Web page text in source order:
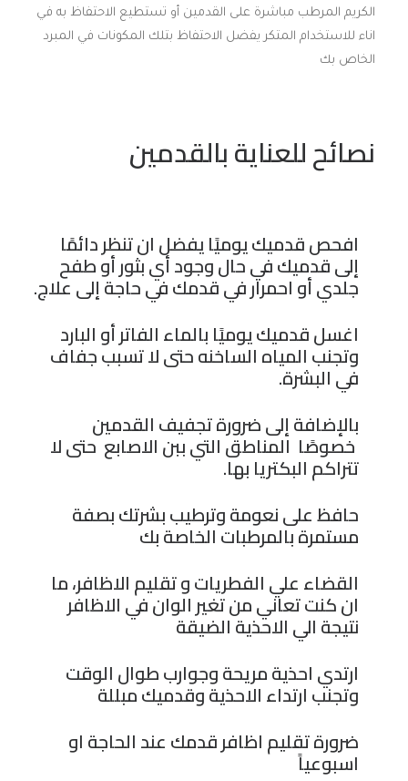
الكريم المرطب مباشرة على القدمين أو تستطيع الاحتفاظ به في
اناء للاستخدام المتكر يفضل الاحتفاظ بتلك المكونات في المبرد
الخاص بك
نصائح للعناية بالقدمين
افحص قدميك يوميًا يفضل ان تنظر دائمًا
إلى قدميك في حال وجود أي بثور أو طفح
جلدي أو احمرار في قدمك في حاجة إلى علاج.
اغسل قدميك يوميًا بالماء الفاتر أو البارد
وتجنب المياه الساخنه حتى لا تسبب جفاف
في البشرة.
بالإضافة إلى ضرورة تجفيف القدمين
خصوصًا المناطق التي ببن الاصابع حتى لا
تتراكم البكتريا بها.
حافظ على نعومة وترطيب بشرتك بصفة
مستمرة بالمرطبات الخاصة بك
القضاء علي الفطريات و تقليم الاظافر، ما
ان كنت تعاني من تغير الوان في الاظافر
نتيجة الي الاحذية الضيقة
ارتدي احذية مريحة وجوارب طوال الوقت
وتجنب ارتداء الاحذية وقدميك مبللة
ضرورة تقليم اظافر قدمك عند الحاجة او
اسبوعياً